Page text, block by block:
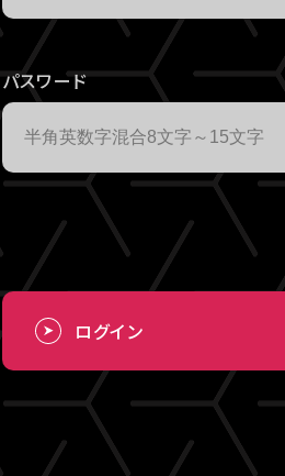
パスワード
ログイン